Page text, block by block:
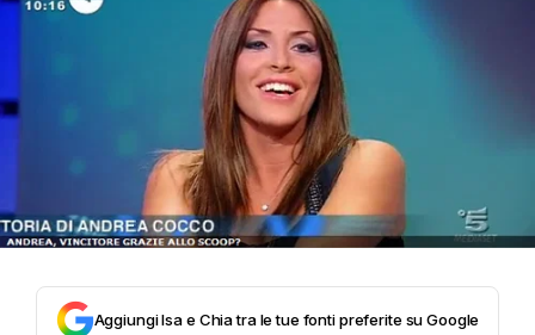
Aggiungi Isa e Chia tra le tue fonti preferite su Google